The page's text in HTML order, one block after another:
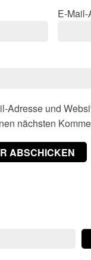
E-
Adresse und
nächsten